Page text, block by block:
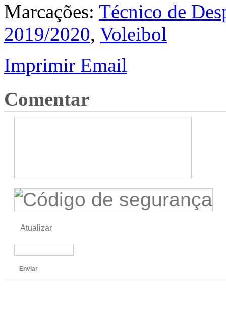
Marcações: Técnico de
2019/2020, Voleibol
Imprimir Email
Comentar
Atualizar
Enviar